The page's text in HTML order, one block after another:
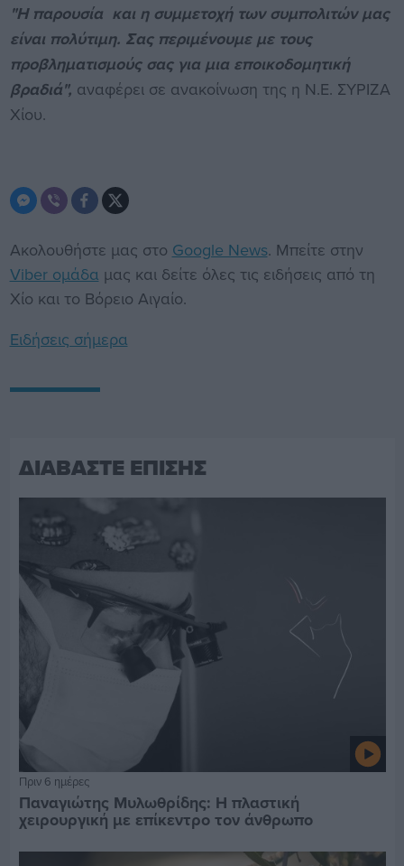
"Η παρουσία και η συμμετοχή των συμπολιτών μας
είναι πολύτιμη. Σας περιμένουμε με τους
προβληματισμούς σας για μια εποικοδομητική
βραδιά", αναφέρει σε ανακοίνωση της η Ν.Ε. ΣΥΡΙΖΑ
Χίου.
Ακολουθήστε μας στο Google News. Μπείτε στην
Viber ομάδα μας και δείτε όλες τις ειδήσεις από τη
Χίο και το Βόρειο Αιγαίο.
Ειδήσεις σήμερα
ΔΙΑΒΑΣΤΕ ΕΠΙΣΗΣ
Πριν 6 ημέρες
Παναγιώτης Μυλωθρίδης: Η πλαστική
χειρουργική με επίκεντρο τον άνθρωπο